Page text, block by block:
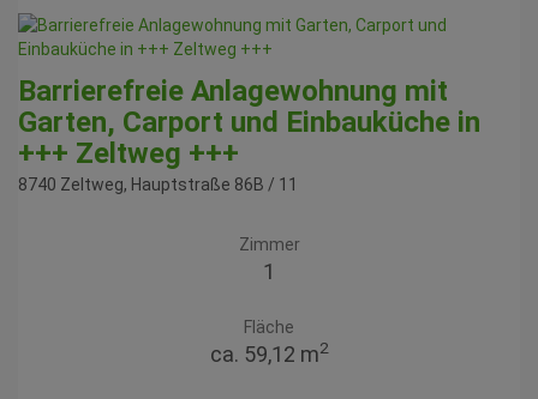
Barrierefreie Anlagewohnung mit
Garten, Carport und Einbauküche in
+++ Zeltweg +++
8740 Zeltweg, Hauptstraße 86B / 11
Zimmer
1
Fläche
ca. 59,12 m2